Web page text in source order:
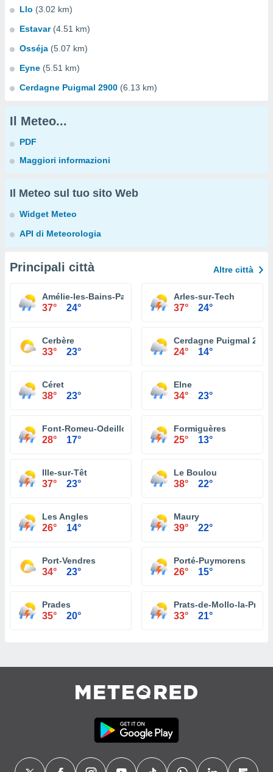
Llo (3.02 km)
Estavar (4.51 km)
Osséja (5.07 km)
Eyne (5.51 km)
Cerdagne Puigmal 2900 (6.13 km)
Il Meteo...
PDF
Maggiori informazioni
Il Meteo sul tuo sito Web
Widget Meteo
API di Meteorologia
Principali città Altre città
Amélie-les-Bains-Palalda
37° 24°
Arles-sur-Tech
37° 24°
Cerbère
33° 23°
Cerdagne Puigmal 2900
24° 14°
Céret
38° 23°
Elne
34° 23°
Font-Romeu-Odeillo-Via
28° 17°
Formiguères
25° 13°
Ille-sur-Têt
37° 23°
Le Boulou
38° 22°
Les Angles
26° 14°
Maury
39° 22°
Port-Vendres
34° 23°
Porté-Puymorens
26° 15°
Prades
35° 20°
Prats-de-Mollo-la-
33° 21°